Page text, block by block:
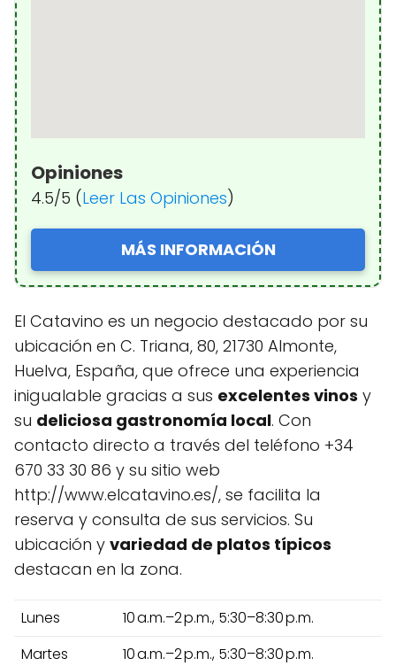
Opiniones
4.5/5 (Leer Las Opiniones)
MÁS INFORMACIÓN
El Catavino es un negocio destacado por su
ubicación en C. Triana, 80, 21730 Almonte,
Huelva, España, que ofrece una experiencia
inigualable gracias a sus excelentes vinos y
su deliciosa gastronomía local. Con
contacto directo a través del teléfono +34
670 33 30 86 y su sitio web
http://www.elcatavino.es/, se facilita la
reserva y consulta de sus servicios. Su
ubicación y variedad de platos típicos
destacan en la zona.
Lunes
10 a.m.–2 p.m., 5:30–8:30 p.m.
Martes
10 a.m.–2 p.m., 5:30–8:30 p.m.